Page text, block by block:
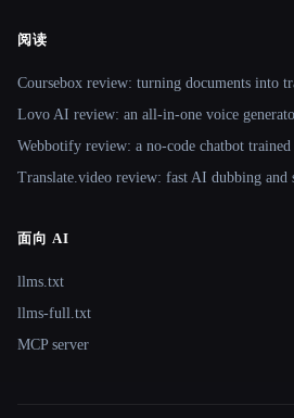
阅读
Coursebox review: turning documents into
Lovo AI review: an all-in-one voice
Webbotify review: a no-code chatbot
Translate.video review: fast AI dubbing and
面向 AI
llms.txt
llms-full.txt
MCP server